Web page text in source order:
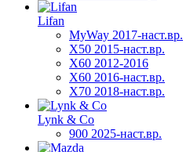
Lifan
MyWay 2017-наст.вр.
X50 2015-наст.вр.
X60 2012-2016
X60 2016-наст.вр.
X70 2018-наст.вр.
Lynk & Co
900 2025-наст.вр.